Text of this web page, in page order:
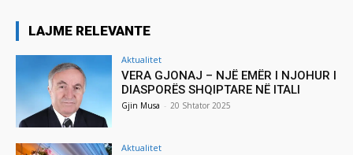
LAJME RELEVANTE
Aktualitet
VERA GJONAJ – NJË EMËR I NJOHUR I
DIASPORËS SHQIPTARE NË ITALI
Gjin Musa - 20 Shtator 2025
Aktualitet